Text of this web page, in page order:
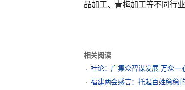
品加工、青梅加工等不同行
相关阅读
社论：广集众智谋发展 万众一
福建两会感言：托起百姓稳稳